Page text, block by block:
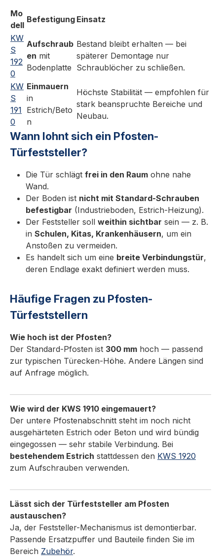
- matt gebürstet300 mm Weitere Oberflächen
(Sonderfarben, Pulverbeschichtung) sind
beim Hersteller auf Anfrage erhältlich.
Montage Den Pfosten am gewünschten
Feststellpunkt, der größtmöglichen Abstand
auf dem Boden befestigen.Den Rollenkloben
an entsprechender Stelle an der Tür
befestigen.Bei KWS 1921.. kann der
Türfeststeller KWS 1095.. nach rechts und
links bis 10 Grad stufenlos eingestellt werden.
Lieferumfang 1× Pfosten mit integriertem
Aufschraubvarianten Schrauben, Dübel und
sonstiges Befestigungsmaterial sind nicht im
Lieferumfang enthalten und je nach
Untergrund auszuwählen. Anwendung
Einsatzbereich und Normen-Kontext
Anwendungsbereich: Hochwertiger Türbau in
Privat-, Gewerbe- und öffentlichen Bauten.
KWS-Baubeschläge sind Original-Türtechnik
aus Deutschland (V2A-Edelstahl matt
und Sanitärbereichen eingesetzt. Eingesetzt im
Sortiment von MK-Beschlaege als Ergänzung
Türfeststellern – wartungsfreie Komponenten
in DIN-Standardmaßen. Häufige Fragen Wann
brauche ich einen Pfosten?Bei freistehenden
Türen ohne nahe Wand, bei Glas-Trennungen
Wand-/Bodenfeststeller keinen sicheren
Anschlag bietet. Welche Oberflächen-
Ausführung soll ich wählen?Für
Standardanwendungen reichen lackierte
Aluminium-Ausführungen. Bei höheren
Anforderungen an Optik und
Korrosionsschutz wählen Sie eloxiertes
Rostfrei (für hygienisch sensible oder
anspruchsvolle Bereiche). Sind
Befestigungsmaterialien im Lieferumfang?
Schrauben und Dübel sind in der Regel nicht
im Lieferumfang enthalten und je nach
Untergrund (Beton, Mauerwerk, Holz,
Mo
dell
Befestigung Einsatz
KW
S
192
0
Aufschraub
en mit
Bodenplatte
Bestand bleibt erhalten — bei
späterer Demontage nur
Schraublöcher zu schließen.
KW
S
191
0
Einmauern
in
Estrich/Beto
n
Höchste Stabilität — empfohlen für
stark beanspruchte Bereiche und
Neubau.
Wann lohnt sich ein Pfosten-
Türfeststeller?
Die Tür schlägt frei in den Raum ohne nahe
Wand.
Der Boden ist nicht mit Standard-Schrauben
befestigbar (Industrieboden, Estrich-Heizung).
Der Feststeller soll weithin sichtbar sein — z. B.
in Schulen, Kitas, Krankenhäusern, um ein
Anstoßen zu vermeiden.
Es handelt sich um eine breite Verbindungstür,
deren Endlage exakt definiert werden muss.
Häufige Fragen zu Pfosten-
Türfeststellern
Wie hoch ist der Pfosten?
Der Standard-Pfosten ist 300 mm hoch — passend
zur typischen Türecken-Höhe. Andere Längen sind
auf Anfrage möglich.
Wie wird der KWS 1910 eingemauert?
Der untere Pfostenabschnitt steht im noch nicht
ausgehärteten Estrich oder Beton und wird bündig
eingegossen — sehr stabile Verbindung. Bei
bestehendem Estrich stattdessen den KWS 1920
zum Aufschrauben verwenden.
Lässt sich der Türfeststeller am Pfosten
austauschen?
Ja, der Feststeller-Mechanismus ist demontierbar.
Passende Ersatzpuffer und Bauteile finden Sie im
Bereich Zubehör.